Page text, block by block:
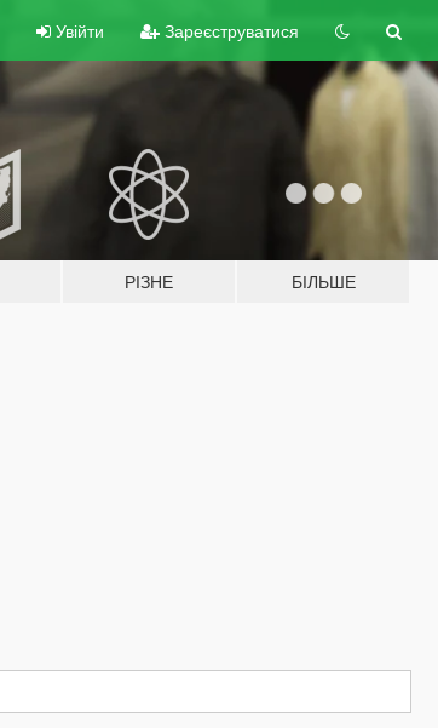
Увійти Зареєструватися
РІЗНЕ БІЛЬШЕ